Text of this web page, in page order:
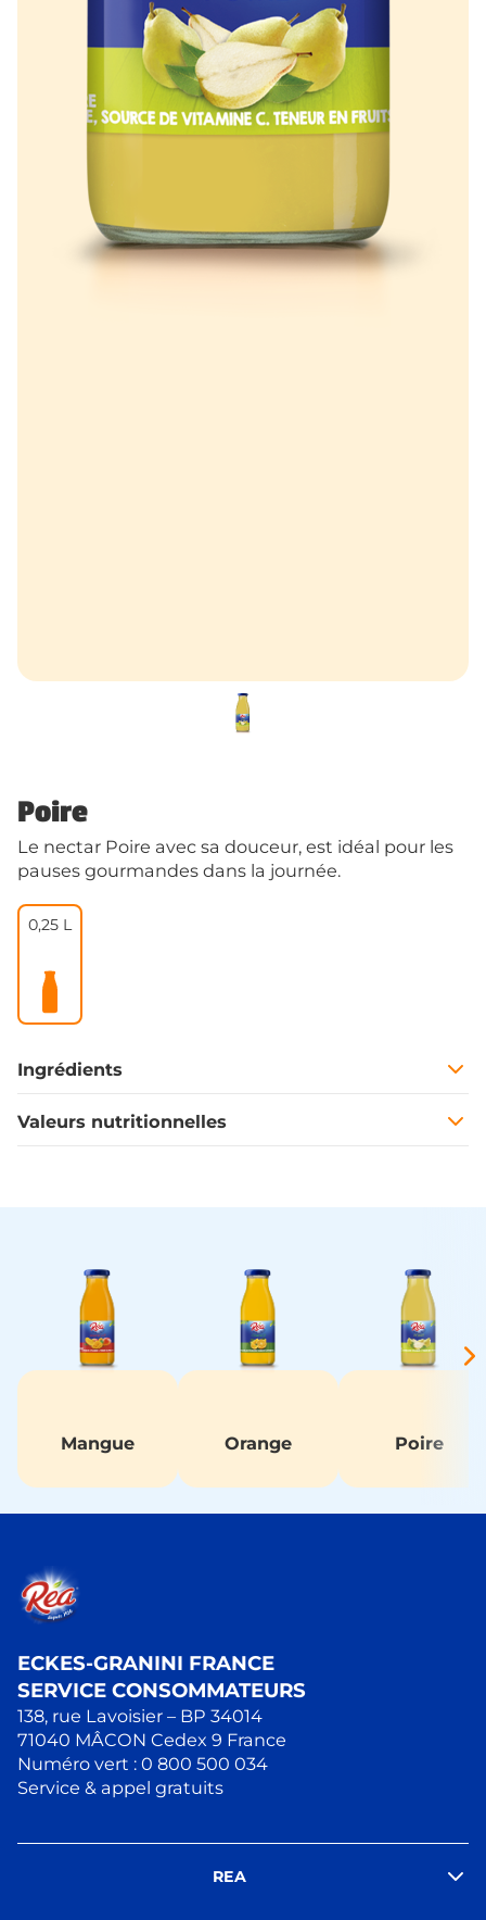
Poire
Le nectar Poire avec sa douceur, est idéal pour les
pauses gourmandes dans la journée.
0,25 L
Ingrédients
Valeurs nutritionnelles
Mangue Orange Poire
ECKES-GRANINI FRANCE
SERVICE CONSOMMATEURS
138, rue Lavoisier – BP 34014
71040 MÂCON Cedex 9 France
Numéro vert : 0 800 500 034
Service & appel gratuits
REA